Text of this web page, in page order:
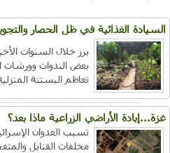
السيادة الغذائية في ظل الحصار
بعض الندوات وورشات
تعاظم البستنة
غزة...إبادة الأراضي الزراعية ماذا بعد؟
تسبب العدوان
مخلفات القنابل